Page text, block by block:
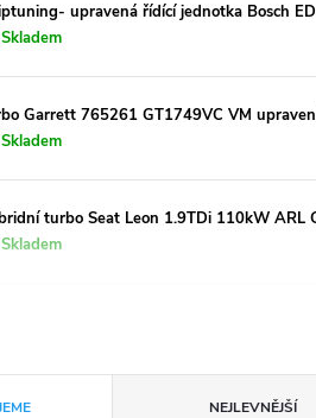
upravená řídící jednotka Bosch
Skladem
Garrett 765261 GT1749VC VM
Skladem
turbo Seat Leon 1.9TDi 110kW ARL
Skladem
NEJLEVNĚJŠÍ